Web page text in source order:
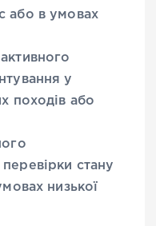
або в умовах
у
походів або
стану
низької